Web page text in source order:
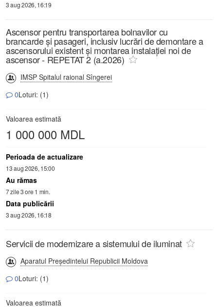
3 aug 2026, 16:19
Ascensor pentru transportarea bolnavilor cu
brancarde și pasageri, inclusiv lucrări de demontare a
ascensorului existent și montarea instalației noi de
ascensor - REPETAT 2 (a.2026)
IMSP Spitalul raional Sîngerei
0Loturi: (1)
Valoarea estimată
1 000 000 MDL
Perioada de actualizare
13 aug 2026, 15:00
Au rămas
7 zile 3 ore 1 min.
Data publicării
3 aug 2026, 16:18
Servicii de modernizare a sistemului de iluminat
Aparatul Președintelui Republicii Moldova
0Loturi: (1)
Valoarea estimată